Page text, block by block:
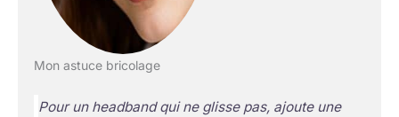
Mon astuce bricolage
Pour un headband qui ne glisse pas, ajoute une